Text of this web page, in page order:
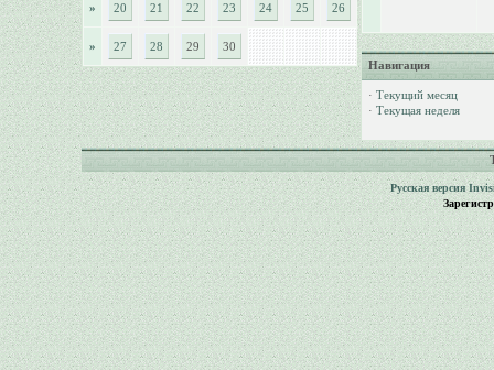
» 20 21 22 23 24 25 26
» 27 28 29 30
Навигация
· Текущий месяц
· Текущая неделя
Русская версия